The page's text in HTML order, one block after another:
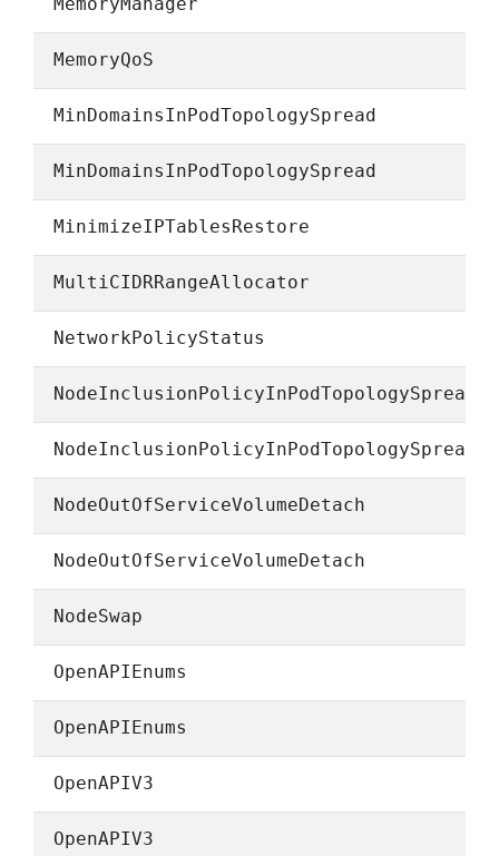
MemoryManager
MemoryQoS
MinDomainsInPodTopologySpread
MinDomainsInPodTopologySpread
MinimizeIPTablesRestore
MultiCIDRRangeAllocator
NetworkPolicyStatus
NodeInclusionPolicyInPodTopologySpread
NodeInclusionPolicyInPodTopologySpread
NodeOutOfServiceVolumeDetach
NodeOutOfServiceVolumeDetach
NodeSwap
OpenAPIEnums
OpenAPIEnums
OpenAPIV3
OpenAPIV3